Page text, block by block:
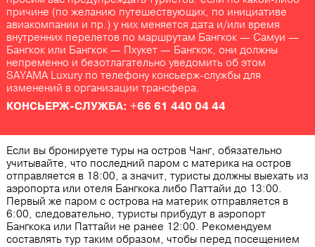
причине (по желанию путешествующих, по инициативе
авиакомпании и пр.) у них меняется дата и/или время
внутренних перелетов по маршрутам Бангкок — Самуи —
Бангкок или Бангкок — Пхукет — Бангкок, они должны
непременно и безотлагательно уведомить об этом
SAYAMA Luxury по телефону консьерж-службы для
изменений в организации трансфера.
КОНСЬЕРЖ-СЛУЖБА: +66 61 440 04 44
Если вы бронируете туры на остров Чанг, обязательно
учитывайте, что последний паром с материка на остров
отправляется в 18:00, а значит, туристы должны выехать из
аэропорта или отеля Бангкока либо Паттайи до 13:00.
Первый же паром с острова на материк отправляется в
6:00, следовательно, туристы прибудут в аэропорт
Бангкока или Паттайи не ранее 12:00. Рекомендуем
составлять тур таким образом, чтобы перед посещением